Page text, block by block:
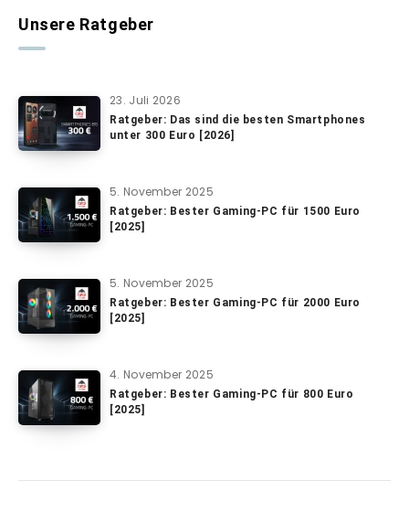
Unsere Ratgeber
23. Juli 2026
Ratgeber: Das sind die besten Smartphones
unter 300 Euro [2026]
5. November 2025
Ratgeber: Bester Gaming-PC für 1500 Euro
[2025]
5. November 2025
Ratgeber: Bester Gaming-PC für 2000 Euro
[2025]
4. November 2025
Ratgeber: Bester Gaming-PC für 800 Euro
[2025]